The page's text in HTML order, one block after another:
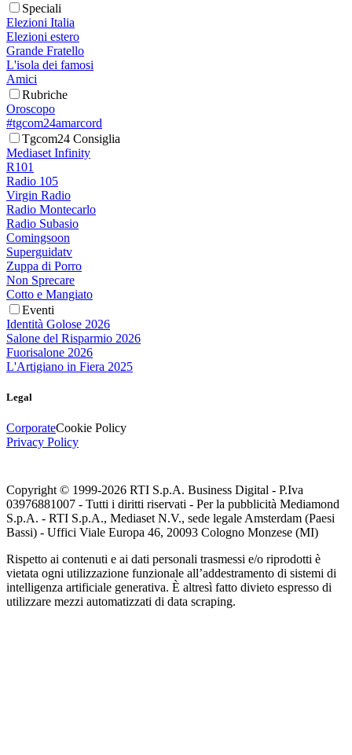
Speciali
Elezioni Italia
Elezioni estero
Grande Fratello
L'isola dei famosi
Amici
Rubriche
Oroscopo
#tgcom24amarcord
Tgcom24 Consiglia
Mediaset Infinity
R101
Radio 105
Virgin Radio
Radio Montecarlo
Radio Subasio
Comingsoon
Superguidatv
Zuppa di Porro
Non Sprecare
Cotto e Mangiato
Eventi
Identità Golose 2026
Salone del Risparmio 2026
Fuorisalone 2026
L'Artigiano in Fiera 2025
Legal
CorporateCookie Policy
Privacy Policy
Copyright © 1999-2026 RTI S.p.A. Business Digital - P.Iva
03976881007 - Tutti i diritti riservati - Per la pubblicità Mediamond
S.p.A. - RTI S.p.A., Mediaset N.V., sede legale Amsterdam (Paesi
Bassi) - Uffici Viale Europa 46, 20093 Cologno Monzese (MI)
Rispetto ai contenuti e ai dati personali trasmessi e/o riprodotti è
vietata ogni utilizzazione funzionale all’addestramento di sistemi di
intelligenza artificiale generativa. È altresì fatto divieto espresso di
utilizzare mezzi automatizzati di data scraping.